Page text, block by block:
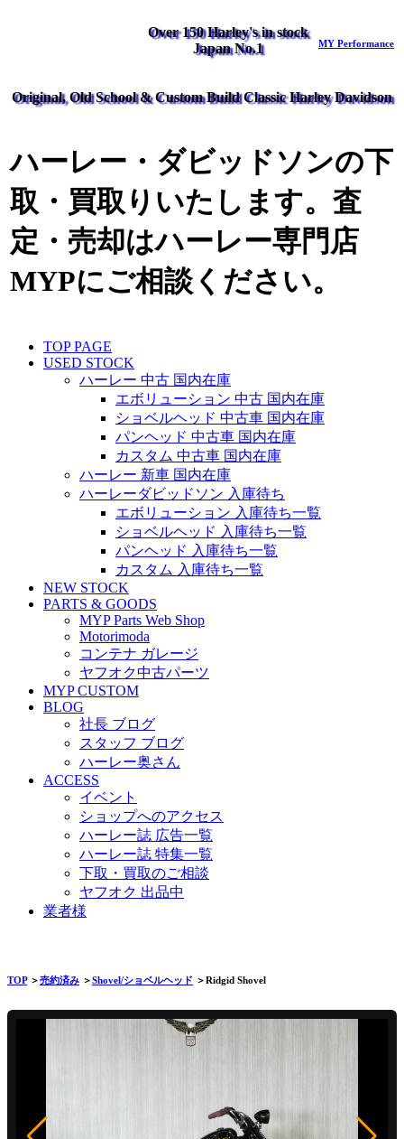
Over 150 Harley's in stock
Japan No.1
MY Performance
Original, Old School & Custom Build Classic Harley Davidson
ハーレー・ダビッドソンの下
取・買取りいたします。査
定・売却はハーレー専門店
MYPにご相談ください。
TOP PAGE
USED STOCK
ハーレー 中古 国内在庫
エボリューション 中古 国内在庫
ショベルヘッド 中古車 国内在庫
パンヘッド 中古車 国内在庫
カスタム 中古車 国内在庫
ハーレー 新車 国内在庫
ハーレーダビッドソン 入庫待ち
エボリューション 入庫待ち一覧
ショベルヘッド 入庫待ち一覧
パンヘッド 入庫待ち一覧
カスタム 入庫待ち一覧
NEW STOCK
PARTS & GOODS
MYP Parts Web Shop
Motorimoda
コンテナ ガレージ
ヤフオク中古パーツ
MYP CUSTOM
BLOG
社長 ブログ
スタッフ ブログ
ハーレー奥さん
ACCESS
イベント
ショップへのアクセス
ハーレー誌 広告一覧
ハーレー誌 特集一覧
下取・買取のご相談
ヤフオク 出品中
業者様
TOP＞売約済み ＞Shovel/ショベルヘッド ＞Ridgid Shovel